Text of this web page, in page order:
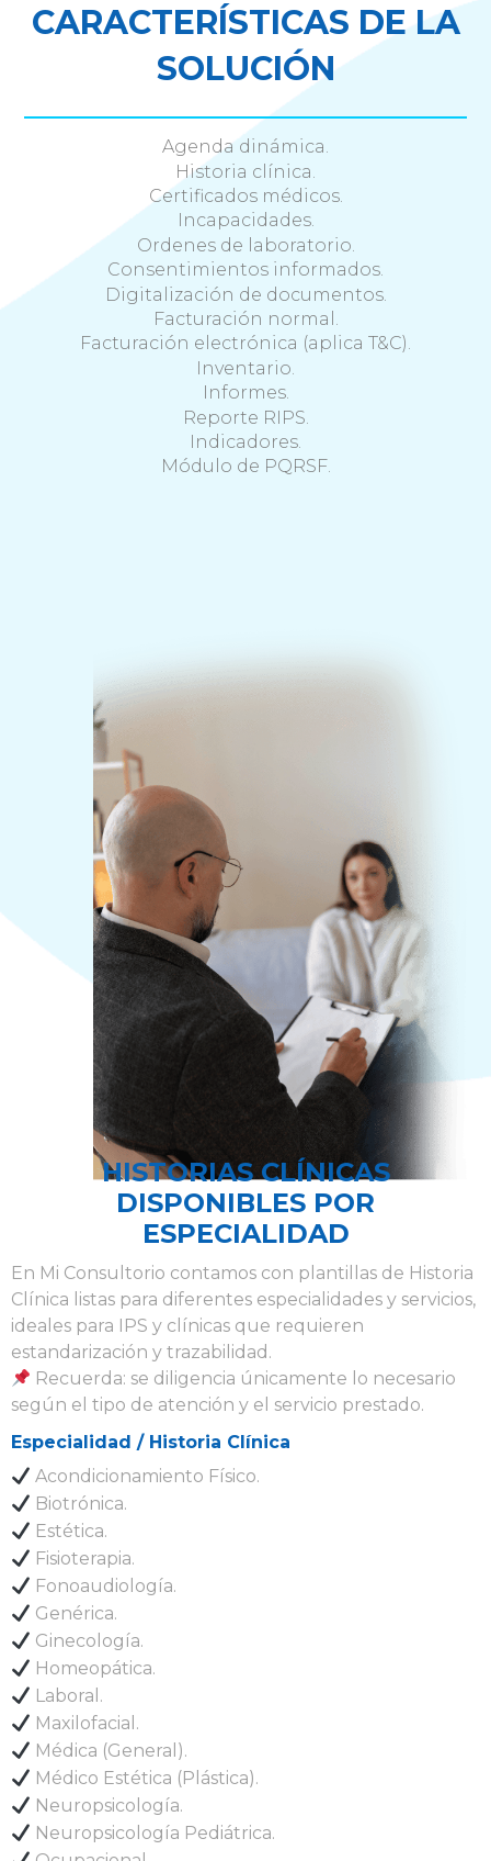
CARACTERÍSTICAS DE LA
SOLUCIÓN
Agenda dinámica.
Historia clínica.
Certificados médicos.
Incapacidades.
Ordenes de laboratorio.
Consentimientos informados.
Digitalización de documentos.
Facturación normal.
Facturación electrónica (aplica T&C).
Inventario.
Informes.
Reporte RIPS.
Indicadores.
Módulo de PQRSF.
HISTORIAS CLÍNICAS
DISPONIBLES POR
ESPECIALIDAD
En Mi Consultorio contamos con plantillas de Historia
Clínica listas para diferentes especialidades y servicios,
ideales para IPS y clínicas que requieren
estandarización y trazabilidad.
Recuerda: se diligencia únicamente lo necesario
según el tipo de atención y el servicio prestado.
Especialidad / Historia Clínica
Acondicionamiento Físico.
Biotrónica.
Estética.
Fisioterapia.
Fonoaudiología.
Genérica.
Ginecología.
Homeopática.
Laboral.
Maxilofacial.
Médica (General).
Médico Estética (Plástica).
Neuropsicología.
Neuropsicología Pediátrica.